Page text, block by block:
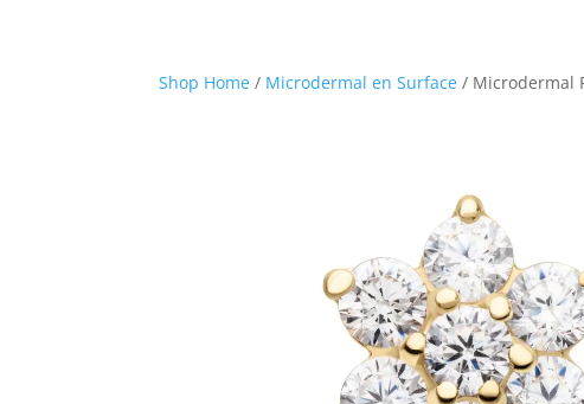
Shop Home / Microdermal en Surface / Microdermal